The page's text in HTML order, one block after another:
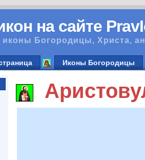
на сайте
Богородицы, Христа,
Иконы Богородицы